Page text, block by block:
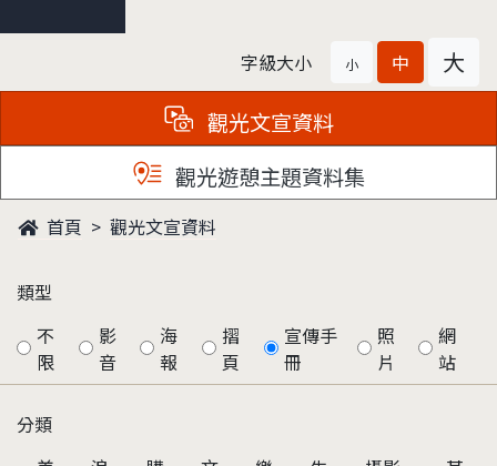
字級大小 小 中 大
觀光文宣資料
觀光遊憩主題資料集
首頁 觀光文宣資料
類型
不
限
影
音
海
報
摺
頁
宣傳手
冊
照
片
網
站
分類